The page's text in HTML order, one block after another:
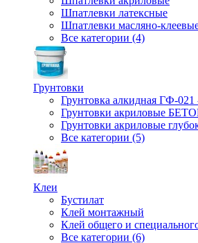
Шпатлевки латексные
Шпатлевки масляно-
Все категории (4)
Грунтовки
Грунтовка алкидная ГФ-
Грунтовки акриловые
Грунтовки акриловые
Все категории (5)
Клеи
Бустилат
Клей монтажный
Клей общего и
Все категории (6)